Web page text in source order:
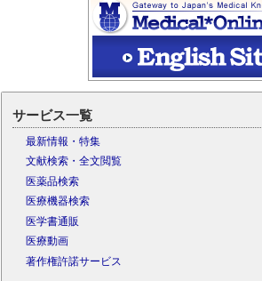
サービス一覧
最新情報・特集
文献検索・全文閲覧
医薬品検索
医療機器検索
医学書通販
医療動画
著作権許諾サービス